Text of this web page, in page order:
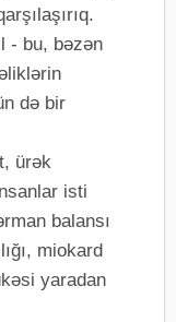
- bu, bəzən
də bir
ürək
isti
balansı
miokard
yaradan